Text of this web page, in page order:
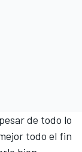
de todo lo
todo el fin